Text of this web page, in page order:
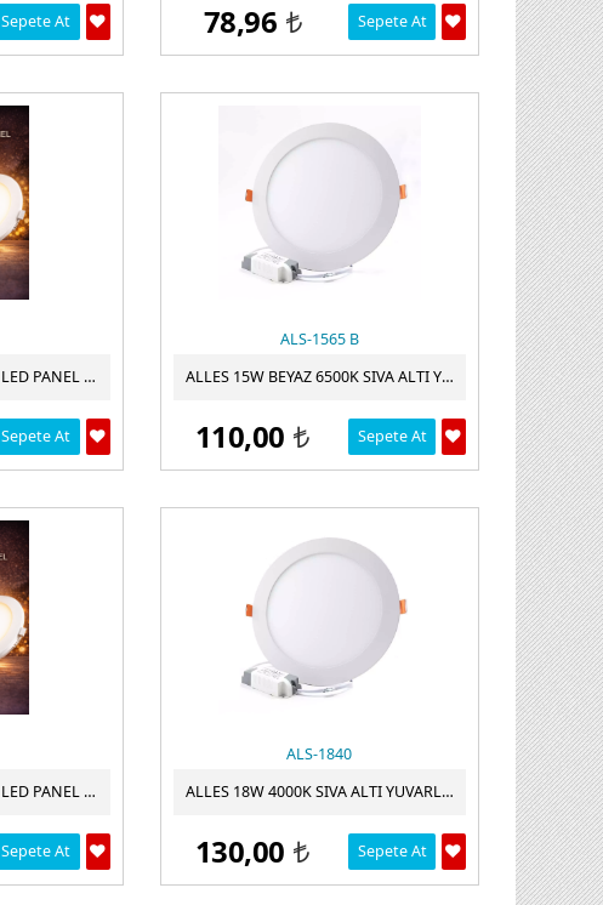
Sepete At 78,96 t Sepete At
CATA CT-5147 12W SLIM LED PANEL GÜNIŞIĞI 3200K CATA
Sepete At
ALS-1565 B
ALLES 15W BEYAZ 6500K SIVA ALTI YUVARLAK LED PANEL
110,00 t Sepete At
CATA CT-5148 15W SLIM LED PANEL GÜNIŞIĞI 3200K CATA
Sepete At
ALS-1840
ALLES 18W 4000K SIVA ALTI YUVARLAK LED PANEL
130,00 t Sepete At